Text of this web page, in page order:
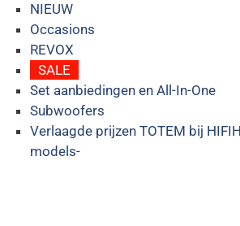
NIEUW
Occasions
REVOX
SALE
Set aanbiedingen en All-In-One
Subwoofers
Verlaagde prijzen TOTEM bij
models-